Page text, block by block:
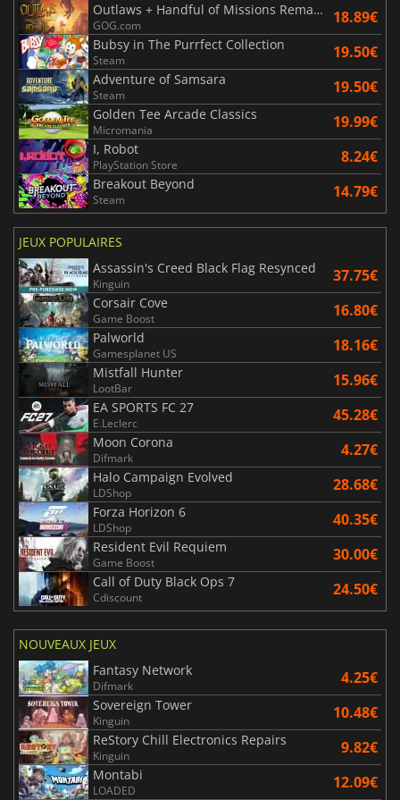
Outlaws + Handful of Missions Remaster
GOG.com 18.89€
Bubsy in The Purrfect Collection
Steam 19.50€
Adventure of Samsara
Steam 19.50€
Golden Tee Arcade Classics
Micromania 19.99€
I, Robot
PlayStation Store 8.24€
Breakout Beyond
Steam 14.79€
JEUX POPULAIRES
Assassin's Creed Black Flag Resynced
Kinguin 37.75€
Corsair Cove
Game Boost 16.80€
Palworld
Gamesplanet US 18.16€
Mistfall Hunter
LootBar 15.96€
EA SPORTS FC 27
E.Leclerc 45.28€
Moon Corona
Difmark 4.27€
Halo Campaign Evolved
LDShop 28.68€
Forza Horizon 6
LDShop 40.35€
Resident Evil Requiem
Game Boost 30.00€
Call of Duty Black Ops 7
Cdiscount 24.50€
NOUVEAUX JEUX
Fantasy Network
Difmark 4.25€
Sovereign Tower
Kinguin 10.48€
ReStory Chill Electronics Repairs
Kinguin 9.82€
Montabi
LOADED 12.09€